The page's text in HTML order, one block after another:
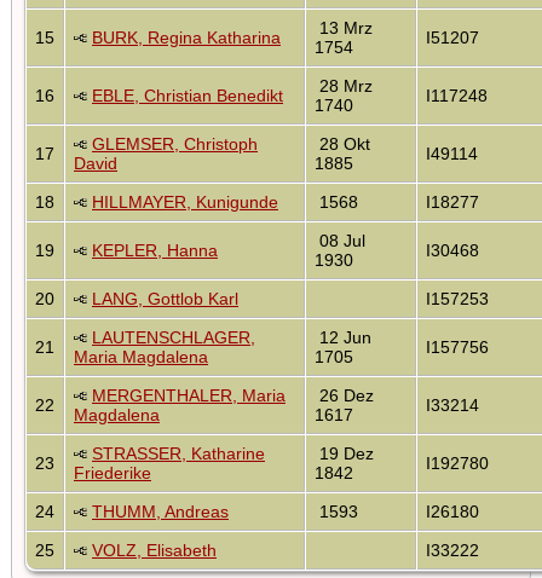
15 BURK, Regina Katharina
13 Mrz
1754
I51207
16 EBLE, Christian Benedikt
28 Mrz
1740
I117248
17
GLEMSER, Christoph
David
28 Okt
1885
I49114
18 HILLMAYER, Kunigunde 1568 I18277
19 KEPLER, Hanna
08 Jul
1930
I30468
20 LANG, Gottlob Karl I157253
21
LAUTENSCHLAGER,
Maria Magdalena
12 Jun
1705
I157756
22
MERGENTHALER, Maria
Magdalena
26 Dez
1617
I33214
23
STRASSER, Katharine
Friederike
19 Dez
1842
I192780
24 THUMM, Andreas 1593
I26180
25
VOLZ, Elisabeth I33222